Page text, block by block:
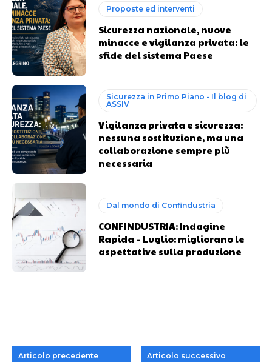
Proposte ed interventi
Sicurezza nazionale, nuove
minacce e vigilanza privata: le
sfide del sistema Paese
Sicurezza in Primo Piano - Il blog di
ASSIV
Vigilanza privata e sicurezza:
nessuna sostituzione, ma una
collaborazione sempre più
necessaria
Dal mondo di Confindustria
CONFINDUSTRIA: Indagine
Rapida – Luglio: migliorano le
aspettative sulla produzione
Articolo precedente Articolo successivo